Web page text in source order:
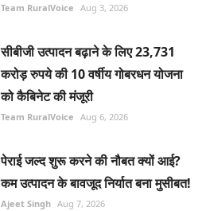
Team RuralVoice Aug 3, 2026
सीबीजी उत्पादन बढ़ाने के लिए 23,731
करोड़ रुपये की 10 वर्षीय गोबरधन योजना
को कैबिनेट की मंजूरी
Team RuralVoice Aug 6, 2026
पेराई जल्द शुरू करने की नौबत क्यों आई?
कम उत्पादन के बावजूद निर्यात बना मुसीबत!
Ajeet Singh Aug 7, 2026